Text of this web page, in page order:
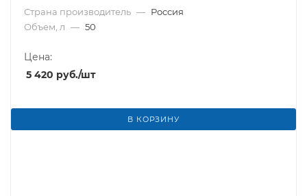
Страна производитель — Россия
Объем, л — 50
Цена:
5 420 руб./шт
В КОРЗИНУ